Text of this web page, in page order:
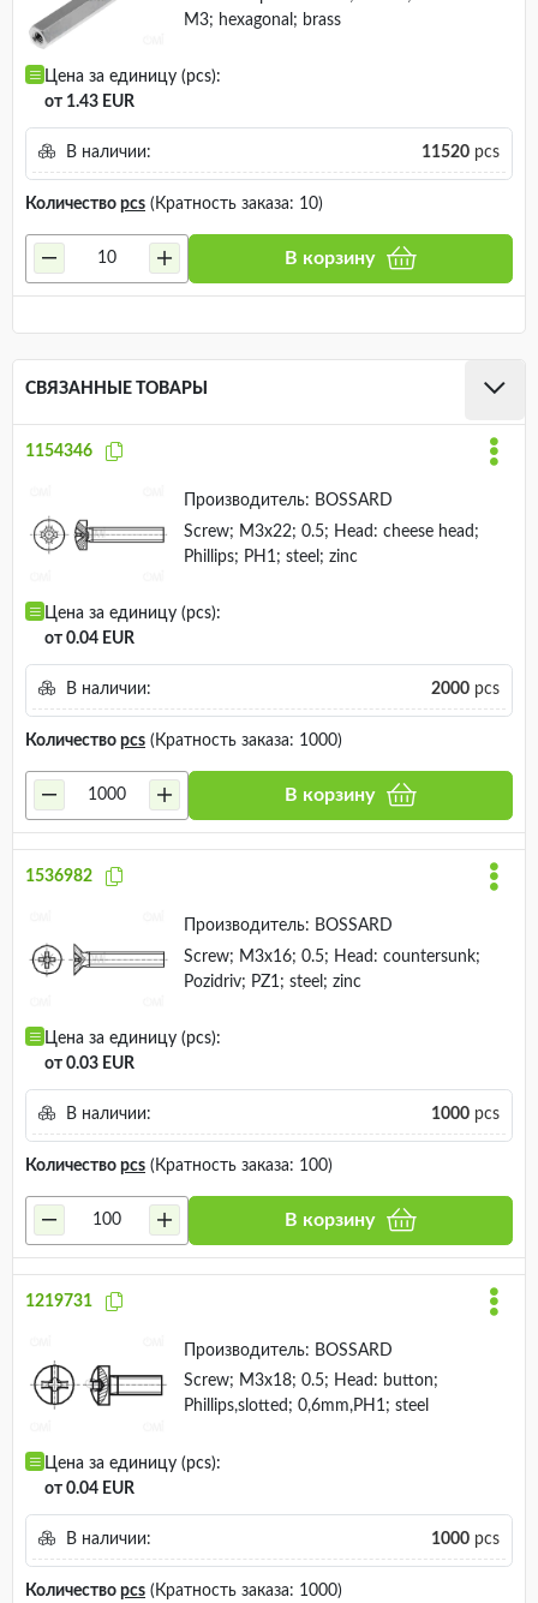
M3; hexagonal; brass
Цена за единицу (pcs):
от 1.43 EUR
В наличии: 11520 pcs
Количество pcs (Кратность заказа: 10)
В корзину
СВЯЗАННЫЕ ТОВАРЫ
1154346
Производитель: BOSSARD
Screw; M3x22; 0.5; Head: cheese head;
Phillips; PH1; steel; zinc
Цена за единицу (pcs):
от 0.04 EUR
В наличии: 2000 pcs
Количество pcs (Кратность заказа: 1000)
В корзину
1536982
Производитель: BOSSARD
Screw; M3x16; 0.5; Head: countersunk;
Pozidriv; PZ1; steel; zinc
Цена за единицу (pcs):
от 0.03 EUR
В наличии: 1000 pcs
Количество pcs (Кратность заказа: 100)
В корзину
1219731
Производитель: BOSSARD
Screw; M3x18; 0.5; Head: button;
Phillips,slotted; 0,6mm,PH1; steel
Цена за единицу (pcs):
от 0.04 EUR
В наличии: 1000 pcs
Количество pcs (Кратность заказа: 1000)